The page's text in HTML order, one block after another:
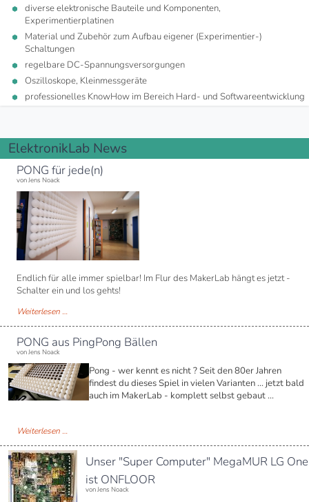
diverse elektronische Bauteile und Komponenten,
Experimentierplatinen
Material und Zubehör zum Aufbau eigener (Experimentier-)
Schaltungen
regelbare DC-Spannungsversorgungen
Oszilloskope, Kleinmessgeräte
professionelles KnowHow im Bereich Hard- und Softwareentwicklung
ElektronikLab News
PONG für jede(n)
von Jens Noack
Endlich für alle immer spielbar! Im Flur des MakerLab hängt es jetzt -
Schalter ein und los gehts!
Weiterlesen …PONG
für
jede(n)
PONG aus PingPong Bällen
von Jens Noack
Pong - wer kennt es nicht ? Seit den 80er Jahren
findest du dieses Spiel in vielen Varianten ... jetzt bald
auch im MakerLab - komplett selbst gebaut ...
Weiterlesen …PONG
aus
PingPong
BällenUnser "Super Computer" MegaMUR LG One
ist ONFLOOR
von Jens Noack